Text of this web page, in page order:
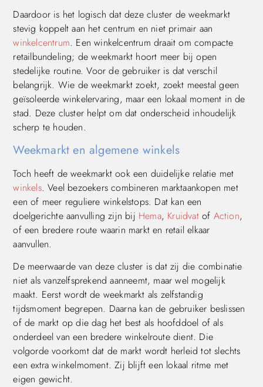
Daardoor is het logisch dat deze cluster de weekmarkt
stevig koppelt aan het centrum en niet primair aan
winkelcentrum. Een winkelcentrum draait om compacte
retailbundeling; de weekmarkt hoort meer bij open
stedelijke routine. Voor de gebruiker is dat verschil
belangrijk. Wie de weekmarkt zoekt, zoekt meestal geen
geïsoleerde winkelervaring, maar een lokaal moment in de
stad. Deze cluster helpt om dat onderscheid inhoudelijk
scherp te houden.
Weekmarkt en algemene winkels
Toch heeft de weekmarkt ook een duidelijke relatie met
winkels. Veel bezoekers combineren marktaankopen met
een of meer reguliere winkelstops. Dat kan een
doelgerichte aanvulling zijn bij Hema, Kruidvatof Action,
of een bredere route waarin markt en retail elkaar
aanvullen.
De meerwaarde van deze cluster is dat zij die combinatie
niet als vanzelfsprekend aanneemt, maar wel mogelijk
maakt. Eerst wordt de weekmarkt als zelfstandig
tijdsmoment begrepen. Daarna kan de gebruiker beslissen
of de markt op die dag het best als hoofddoel of als
onderdeel van een bredere winkelroute dient. Die
volgorde voorkomt dat de markt wordt herleid tot slechts
een extra winkelmoment. Zij blijft een lokaal ritme met
eigen gewicht.